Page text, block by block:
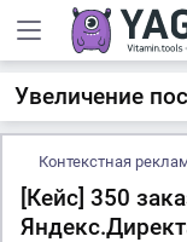
Увеличение
Контекстная
[Кейс] 350